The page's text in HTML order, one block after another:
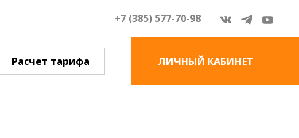
+7 (385) 577-70-98
Расчет тарифа ЛИЧНЫЙ КАБИНЕТ